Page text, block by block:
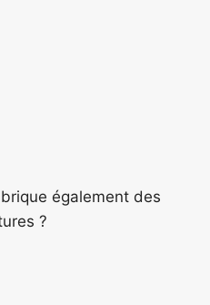
également des
?